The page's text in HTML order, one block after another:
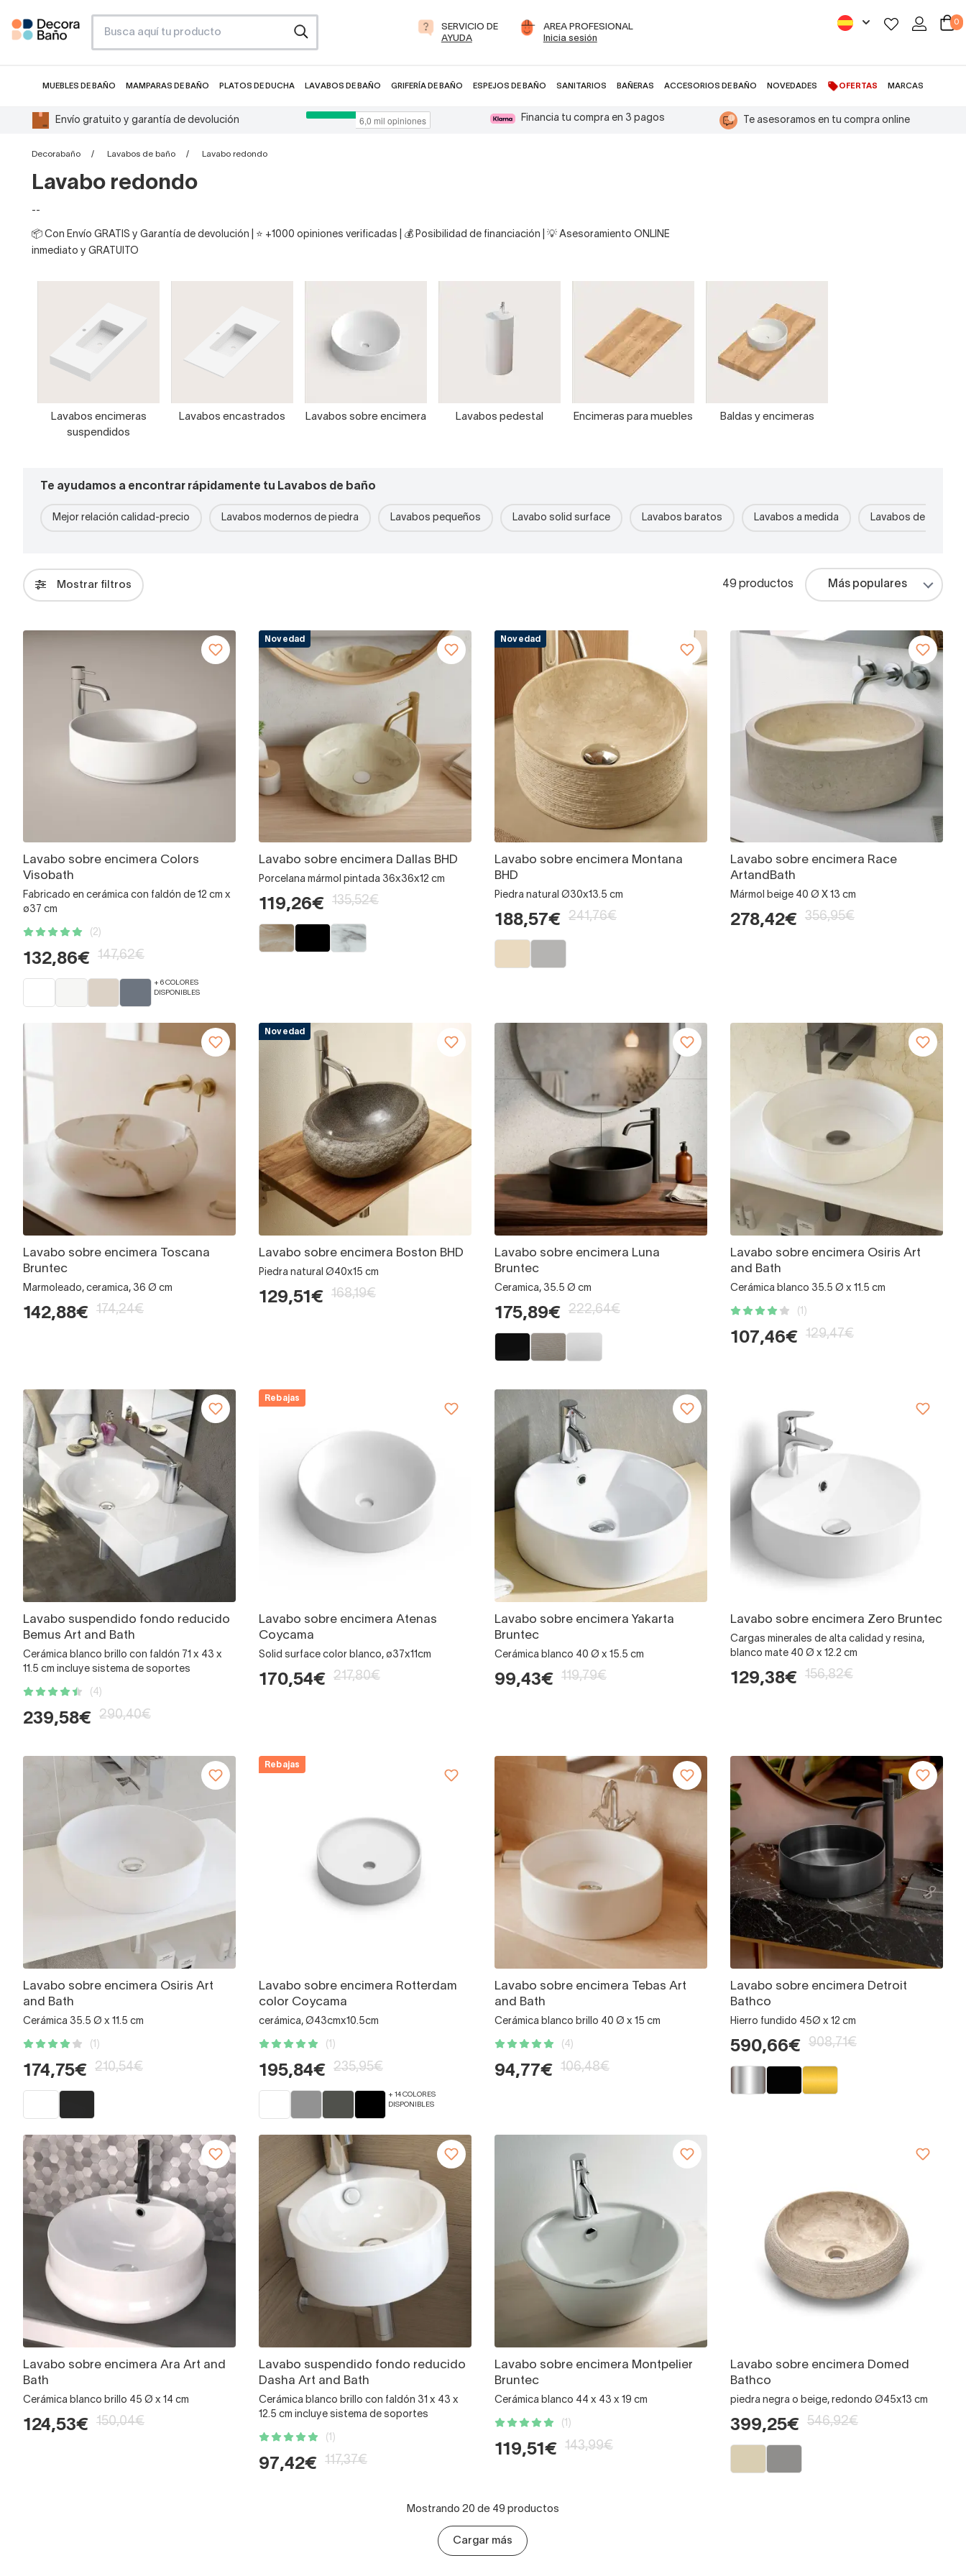
SERVICIO DE
AYUDA
AREA PROFESIONAL
Inicia sesión
0
MUEBLES DE BAÑO MAMPARAS DE BAÑO PLATOS DE DUCHA LAVABOS DE BAÑO GRIFERÍA DE BAÑO ESPEJOS DE BAÑO SANITARIOS BAÑERAS ACCESORIOS DE BAÑO NOVEDADES OFERTAS MARCAS
Envío gratuito y garantía de devolución Financia tu compra en 3 pagos Te asesoramos en tu compra online
Decorabaño Lavabos de baño Lavabo redondo
Lavabo redondo
--
📦 Con Envío GRATIS y Garantía de devolución | ⭐ +1000 opiniones verificadas | 💰 Posibilidad de financiación | 💡 Asesoramiento ONLINE
inmediato y GRATUITO
Lavabos encimeras
suspendidos
Lavabos encastrados Lavabos sobre encimera Lavabos pedestal Encimeras para muebles Baldas y encimeras
Te ayudamos a encontrar rápidamente tu Lavabos de baño
Mejor relación calidad-precio Lavabos modernos de piedra Lavabos pequeños Lavabo solid surface Lavabos baratos Lavabos a medida Lavabos de piedra
Mostrar filtros 49 productos
Lavabo sobre encimera Colors
Visobath
Fabricado en cerámica con faldón de 12 cm x
ø37 cm
(2)
132,86€ 147,62€
+ 6 COLORES
DISPONIBLES
Novedad
Lavabo sobre encimera Dallas BHD
Porcelana mármol pintada 36x36x12 cm
119,26€ 135,52€
Novedad
Lavabo sobre encimera Montana
BHD
Piedra natural Ø30x13.5 cm
188,57€ 241,76€
Lavabo sobre encimera Race
ArtandBath
Mármol beige 40 Ø X 13 cm
278,42€ 356,95€
Lavabo sobre encimera Toscana
Bruntec
Marmoleado, ceramica, 36 Ø cm
142,88€ 174,24€
Novedad
Lavabo sobre encimera Boston BHD
Piedra natural Ø40x15 cm
129,51€ 168,19€
Lavabo sobre encimera Luna
Bruntec
Ceramica, 35.5 Ø cm
175,89€ 222,64€
Lavabo sobre encimera Osiris Art
and Bath
Cerámica blanco 35.5 Ø x 11.5 cm
(1)
107,46€ 129,47€
Lavabo suspendido fondo reducido
Bemus Art and Bath
Cerámica blanco brillo con faldón 71 x 43 x
11.5 cm incluye sistema de soportes
(4)
239,58€ 290,40€
Rebajas
Lavabo sobre encimera Atenas
Coycama
Solid surface color blanco, ø37x11cm
170,54€ 217,80€
Lavabo sobre encimera Yakarta
Bruntec
Cerámica blanco 40 Ø x 15.5 cm
99,43€ 119,79€
Lavabo sobre encimera Zero Bruntec
Cargas minerales de alta calidad y resina,
blanco mate 40 Ø x 12.2 cm
129,38€ 156,82€
Lavabo sobre encimera Osiris Art
and Bath
Cerámica 35.5 Ø x 11.5 cm
(1)
174,75€ 210,54€
Rebajas
Lavabo sobre encimera Rotterdam
color Coycama
cerámica, Ø43cmx10.5cm
(1)
195,84€ 235,95€
+ 14 COLORES
DISPONIBLES
Lavabo sobre encimera Tebas Art
and Bath
Cerámica blanco brillo 40 Ø x 15 cm
(4)
94,77€ 106,48€
Lavabo sobre encimera Detroit
Bathco
Hierro fundido 45Ø x 12 cm
590,66€ 908,71€
Lavabo sobre encimera Ara Art and
Bath
Cerámica blanco brillo 45 Ø x 14 cm
124,53€ 150,04€
Lavabo suspendido fondo reducido
Dasha Art and Bath
Cerámica blanco brillo con faldón 31 x 43 x
12.5 cm incluye sistema de soportes
(1)
97,42€ 117,37€
Lavabo sobre encimera Montpelier
Bruntec
Cerámica blanco 44 x 43 x 19 cm
(1)
119,51€ 143,99€
Lavabo sobre encimera Domed
Bathco
piedra negra o beige, redondo Ø45x13 cm
399,25€ 546,92€
Mostrando 20 de 49 productos
Cargar más